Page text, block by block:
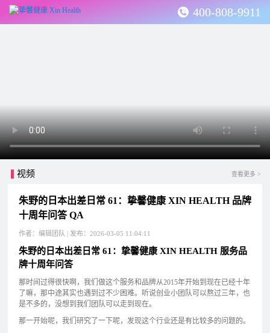
400-808-9911
视频 查看更多 >
朱野的日本出差日常 61：挚馨健康 XIN HEALTH 品牌
十周年问答 QA
作者：编辑团队 | 发布：2026-03-05 11:04:11
朱野的日本出差日常 61：挚馨健康 XIN HEALTH 服务品
牌十周年问答
那时间过得很快啊，我们做这个服务和品牌从2015年开始到现在已经十年
了嘛，那中途其实也遇到过不少困难。听说创业小团队可以熬过三年，也
是不多的，没想到我们团队可以走到现在。
那一开始呢，我们研究了一下呢，发现这个行业还是有比较多的问题的。